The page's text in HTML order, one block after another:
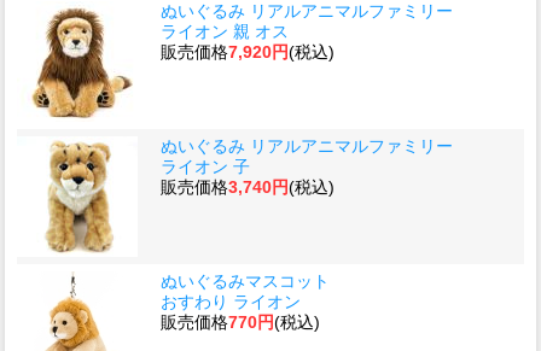
ぬいぐるみ リアルアニマルファミリー
ライオン 親 オス
販売価格7,920円(税込)
ぬいぐるみ リアルアニマルファミリー
ライオン 子
販売価格3,740円(税込)
ぬいぐるみマスコット
おすわり ライオン
販売価格770円(税込)